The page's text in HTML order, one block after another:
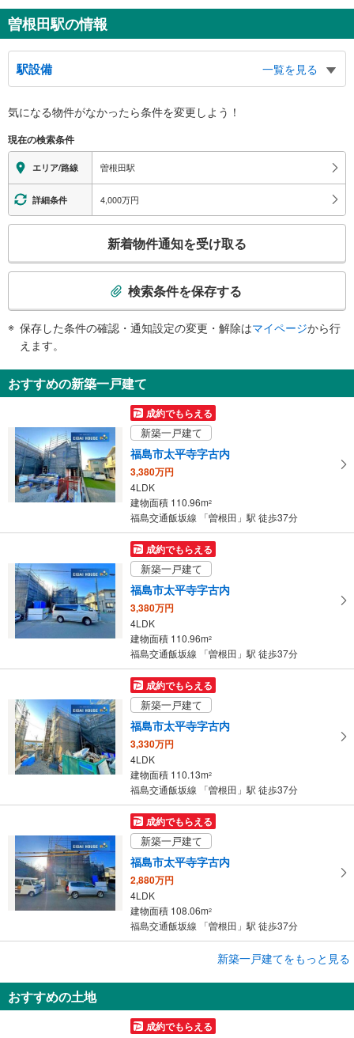
曽根田駅の情報
駅設備
一覧を見る
※段差なしでの移動経路
地上⇔改札：○
改札⇔ホーム：×
気になる物件がなかったら条件を変更しよう！
現在の検索条件
エリア/路線 曽根田駅
詳細条件 4,000万円
検
知
を
け
取
る
・
条
イ
ペ
ー
ジ
に
存
る
新着物件通知を受け取る
検索条件を保存する
保存した条件の確認・通知設定の変更・解除はマイページから行
えます。
おすすめの新築一戸建て
成約でもらえる
新築一戸建て
福島市太平寺字古内
3,380万円
4LDK
建物面積 110.96m2
福島交通飯坂線 「曽根田」駅 徒歩37分
成約でもらえる
新築一戸建て
福島市太平寺字古内
3,380万円
4LDK
建物面積 110.96m2
福島交通飯坂線 「曽根田」駅 徒歩37分
成約でもらえる
新築一戸建て
福島市太平寺字古内
3,330万円
4LDK
建物面積 110.13m2
福島交通飯坂線 「曽根田」駅 徒歩37分
成約でもらえる
新築一戸建て
福島市太平寺字古内
2,880万円
4LDK
建物面積 108.06m2
福島交通飯坂線 「曽根田」駅 徒歩37分
3,290万円
4LDK
新築一戸建てをもっと見る
おすすめの土地
成約でもらえる